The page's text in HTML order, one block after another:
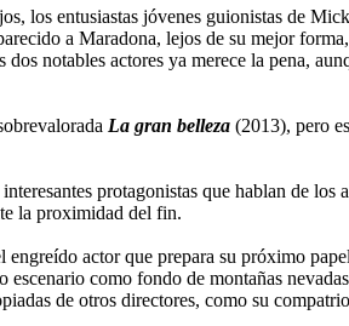
los entusiastas jóvenes guionistas de
a Maradona, lejos de su mejor
notables actores ya merece la pena,
La gran belleza (2013), pero
protagonistas que hablan de
la proximidad del fin.
actor que prepara su próximo
como fondo de montañas
de otros directores, como su